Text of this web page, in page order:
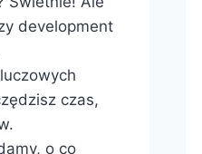
development
czas,
o co